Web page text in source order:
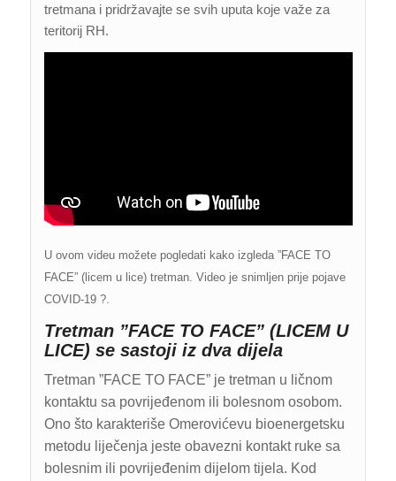
tretmana i pridržavajte se svih uputa koje važe za
teritorij RH.
U ovom videu možete pogledati kako izgleda ”FACE TO
FACE” (licem u lice) tretman. Video je snimljen prije pojave
COVID-19 ?.
Tretman ”FACE TO FACE” (LICEM U
LICE) se sastoji iz dva dijela
Tretman ”FACE TO FACE” je tretman u ličnom
kontaktu sa povrijeđenom ili bolesnom osobom.
Ono što karakteriše Omerovićevu bioenergetsku
metodu liječenja jeste obavezni kontakt ruke sa
bolesnim ili povrijeđenim dijelom tijela. Kod